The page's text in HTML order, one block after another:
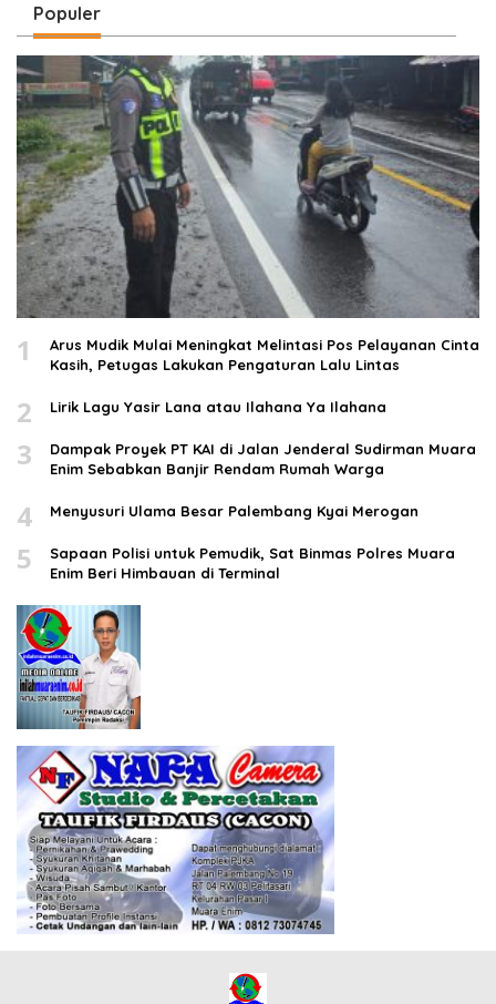
Populer
1
Arus Mudik Mulai Meningkat Melintasi Pos Pelayanan Cinta
Kasih, Petugas Lakukan Pengaturan Lalu Lintas
2 Lirik Lagu Yasir Lana atau Ilahana Ya Ilahana
3
Dampak Proyek PT KAI di Jalan Jenderal Sudirman Muara
Enim Sebabkan Banjir Rendam Rumah Warga
4 Menyusuri Ulama Besar Palembang Kyai Merogan
5
Sapaan Polisi untuk Pemudik, Sat Binmas Polres Muara
Enim Beri Himbauan di Terminal